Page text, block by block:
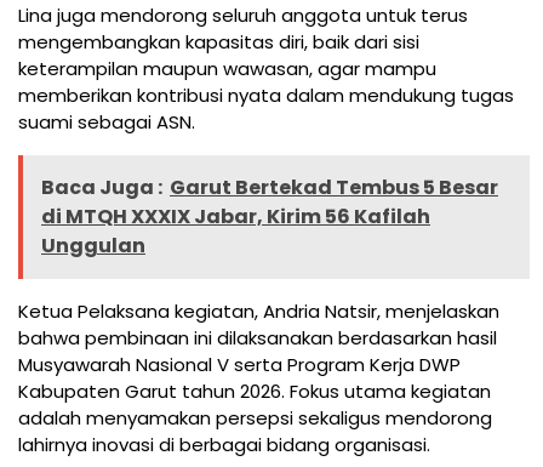
Lina juga mendorong seluruh anggota untuk terus
mengembangkan kapasitas diri, baik dari sisi
keterampilan maupun wawasan, agar mampu
memberikan kontribusi nyata dalam mendukung tugas
suami sebagai ASN.
Baca Juga : Garut Bertekad Tembus 5 Besar
di MTQH XXXIX Jabar, Kirim 56 Kafilah
Unggulan
Ketua Pelaksana kegiatan, Andria Natsir, menjelaskan
bahwa pembinaan ini dilaksanakan berdasarkan hasil
Musyawarah Nasional V serta Program Kerja DWP
Kabupaten Garut tahun 2026. Fokus utama kegiatan
adalah menyamakan persepsi sekaligus mendorong
lahirnya inovasi di berbagai bidang organisasi.